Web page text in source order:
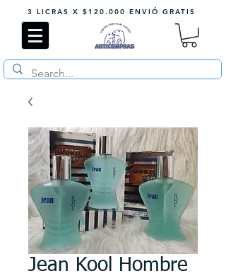
3 LICRAS X $120.000 ENVIÓ GRATIS
Jean Kool Hombre